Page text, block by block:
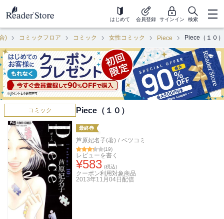
はじめて 会員登録 サインイン 検索
) コミックフロア コミック 女性コミック Piece Piece（１０）
コミック Piece（１０）
最終巻
芦原妃名子(著) / ベツコミ
(19)
レビューを書く
¥583 (税込)
クーポン利用対象商品
2013年11月04日 配信